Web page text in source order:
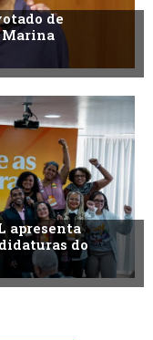
de
Marina
apresenta
do